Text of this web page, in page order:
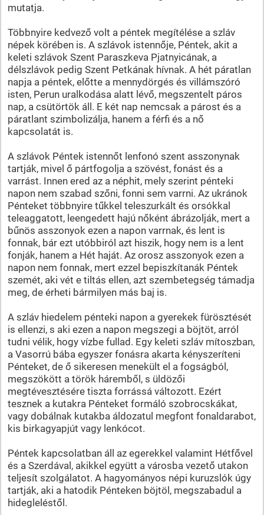
mutatja.
Többnyire kedvező volt a péntek megítélése a szláv
népek körében is. A szlávok istennője, Péntek, akit a
keleti szlávok Szent Paraszkeva Pjatnyicának, a
délszlávok pedig Szent Petkának hívnak. A hét páratlan
napja a péntek, előtte a mennydörgés és villámszóró
isten, Perun uralkodása alatt lévő, megszentelt páros
nap, a csütörtök áll. E két nap nemcsak a párost és a
páratlant szimbolizálja, hanem a férfi és a nő
kapcsolatát is.
A szlávok Péntek istennőt lenfonó szent asszonynak
tartják, mivel ő pártfogolja a szövést, fonást és a
varrást. Innen ered az a néphit, mely szerint pénteki
napon nem szabad szőni, fonni sem varrni. Az ukránok
Pénteket többnyire tűkkel teleszurkált és orsókkal
teleaggatott, leengedett hajú nőként ábrázolják, mert a
bűnös asszonyok ezen a napon varrnak, és lent is
fonnak, bár ezt utóbbiról azt hiszik, hogy nem is a lent
fonják, hanem a Hét haját. Az orosz asszonyok ezen a
napon nem fonnak, mert ezzel bepiszkítanák Péntek
szemét, aki vét e tiltás ellen, azt szembetegség támadja
meg, de érheti bármilyen más baj is.
A szláv hiedelem pénteki napon a gyerekek fürösztését
is ellenzi, s aki ezen a napon megszegi a böjtöt, arról
tudni vélik, hogy vízbe fullad. Egy keleti szláv mítoszban,
a Vasorrú bába egyszer fonásra akarta kényszeríteni
Pénteket, de ő sikeresen menekült el a fogságból,
megszökött a török háremből, s üldözői
megtévesztésére tiszta forrássá változott. Ezért
tesznek a kutakra Pénteket formáló szobrocskákat,
vagy dobálnak kutakba áldozatul megfont fonaldarabot,
kis birkagyapjút vagy lenkócot.
Péntek kapcsolatban áll az egerekkel valamint Hétfővel
és a Szerdával, akikkel együtt a városba vezető utakon
teljesít szolgálatot. A hagyományos népi kuruzslók úgy
tartják, aki a hatodik Pénteken böjtöl, megszabadul a
hidegleléstől.